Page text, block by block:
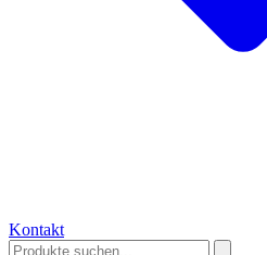
Kontakt